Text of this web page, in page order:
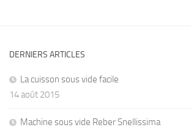
DERNIERS ARTICLES
La cuisson sous vide facile
14 août 2015
Machine sous vide Reber Snellissima